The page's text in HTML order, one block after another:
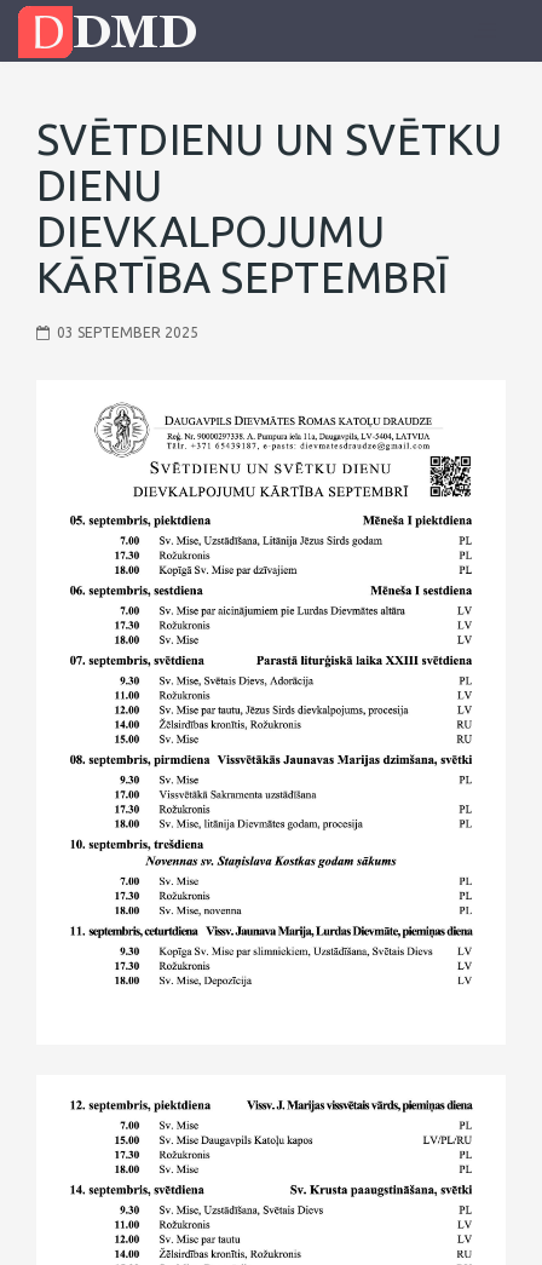
SVĒTDIENU UN SVĒTKU
DIENU
DIEVKALPOJUMU
KĀRTĪBA SEPTEMBRĪ
03 SEPTEMBER 2025